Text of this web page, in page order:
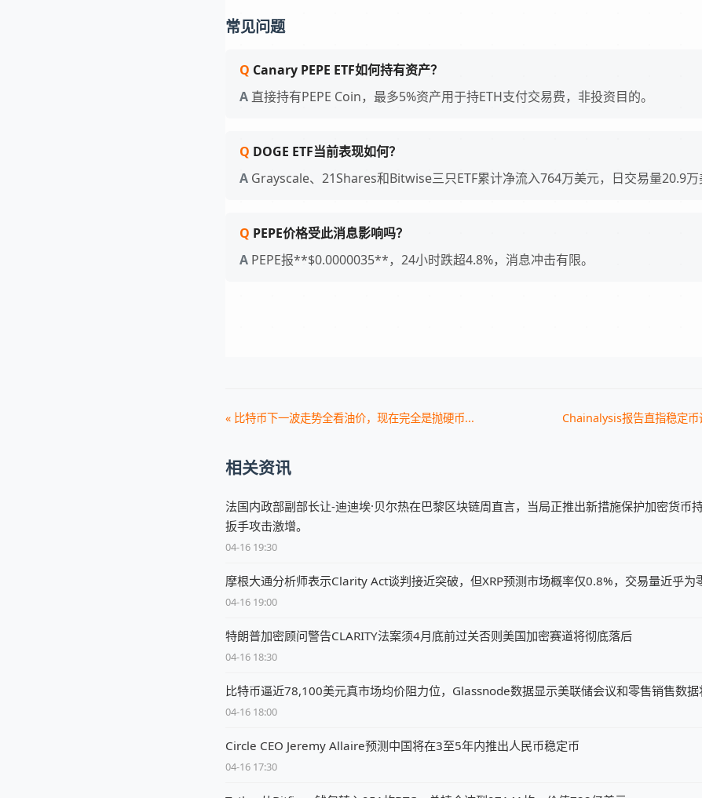
常见问题
Canary PEPE ETF如何持有资产？
直接持有PEPE Coin，最多5%资产用于持ETH支付交易费，非投资目的。
DOGE ETF当前表现如何？
Grayscale、21Shares和Bitwise三只ETF累计净流入764万美元，日交易量20.9万
PEPE价格受此消息影响吗？
PEPE报**$0.0000035**，24小时跌超4.8%，消息冲击有限。
« 比特币下一波走势全看油价，现在完全是抛硬币... Chainalysis报告直指稳定
相关资讯
法国内政部副部长让-迪迪埃·贝尔热在巴黎区块链周直言，当局正推出新措施保护加密货币
扳手攻击激增。
04-16 19:30
摩根大通分析师表示Clarity Act谈判接近突破，但XRP预测市场概率仅0.8%，交易量近乎为
04-16 19:00
特朗普加密顾问警告CLARITY法案须4月底前过关否则美国加密赛道将彻底落后
04-16 18:30
比特币逼近78,100美元真市场均价阻力位，Glassnode数据显示美联储会议和零售销售数
04-16 18:00
Circle CEO Jeremy Allaire预测中国将在3至5年内推出人民币稳定币
04-16 17:30